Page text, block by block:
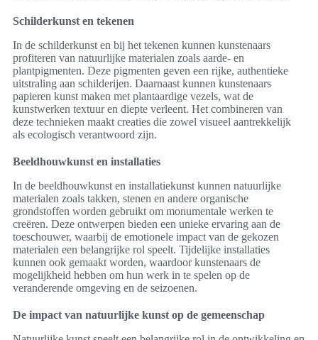
Schilderkunst en tekenen
In de schilderkunst en bij het tekenen kunnen kunstenaars
profiteren van natuurlijke materialen zoals aarde- en
plantpigmenten. Deze pigmenten geven een rijke, authentieke
uitstraling aan schilderijen. Daarnaast kunnen kunstenaars
papieren kunst maken met plantaardige vezels, wat de
kunstwerken textuur en diepte verleent. Het combineren van
deze technieken maakt creaties die zowel visueel aantrekkelijk
als ecologisch verantwoord zijn.
Beeldhouwkunst en installaties
In de beeldhouwkunst en installatiekunst kunnen natuurlijke
materialen zoals takken, stenen en andere organische
grondstoffen worden gebruikt om monumentale werken te
creëren. Deze ontwerpen bieden een unieke ervaring aan de
toeschouwer, waarbij de emotionele impact van de gekozen
materialen een belangrijke rol speelt. Tijdelijke installaties
kunnen ook gemaakt worden, waardoor kunstenaars de
mogelijkheid hebben om hun werk in te spelen op de
veranderende omgeving en de seizoenen.
De impact van natuurlijke kunst op de gemeenschap